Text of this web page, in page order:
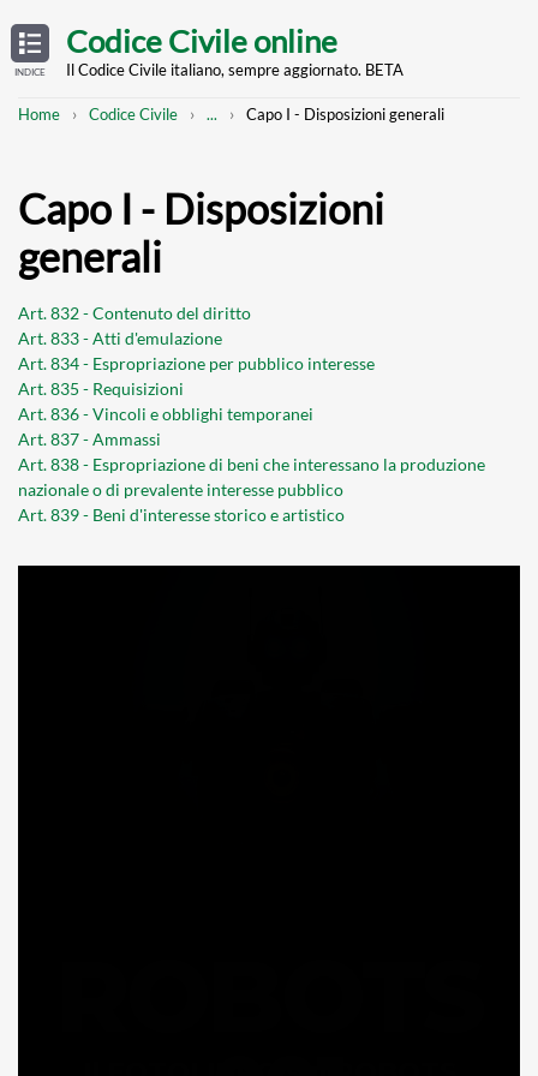
TABLE
OF
CONTENTS
INDICE
main
Codice Civile online
Il Codice Civile italiano, sempre aggiornato. BETA
Breadcrumb
Home Codice Civile
Mostra
... Capo I - Disposizioni generali
Capo I - Disposizioni
generali
Art. 832 - Contenuto del diritto
Art. 833 - Atti d'emulazione
Art. 834 - Espropriazione per pubblico interesse
Art. 835 - Requisizioni
Art. 836 - Vincoli e obblighi temporanei
Art. 837 - Ammassi
Art. 838 - Espropriazione di beni che interessano la produzione
nazionale o di prevalente interesse pubblico
Art. 839 - Beni d'interesse storico e artistico